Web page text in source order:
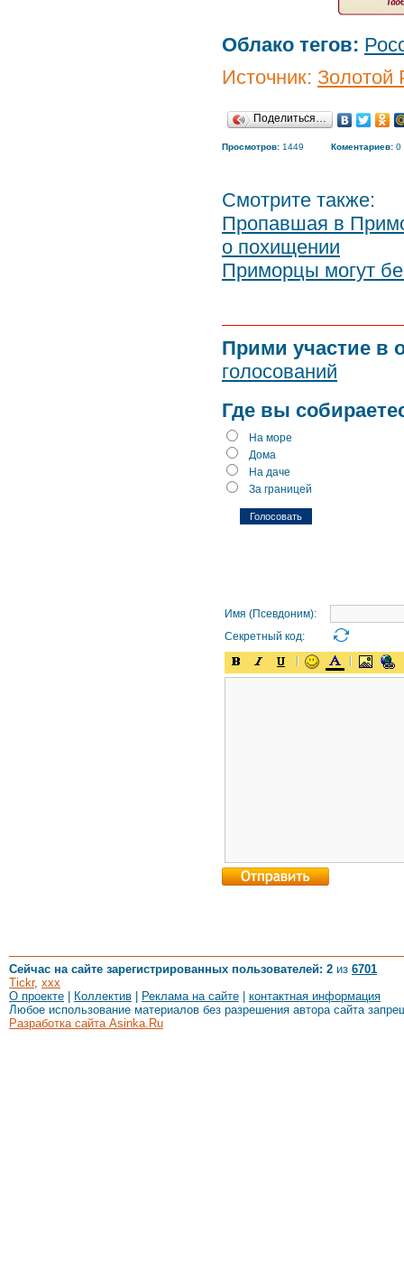
Облако тегов:
Источник: Золотой
Поделиться…
Просмотров: 1449 Коментариев: 0
Смотрите также:
Пропавшая в
о похищении
Приморцы могут
Прими участие в
голосований
Где вы
На море
Дома
На даче
За границей
Имя (Псевдоним):
Секретный код:
Сейчас на сайте зарегистрированных пользователей: 2 из 6701
Tickr, xxx
О проекте
Коллектив Реклама на сайте
контактная информация
Любое использование материалов без разрешения автора сайта
Разработка сайта Asinka.Ru